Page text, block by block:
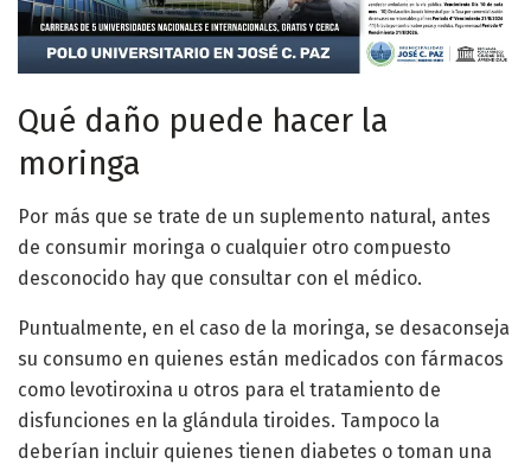
Qué daño puede hacer la
moringa
Por más que se trate de un suplemento natural, antes
de consumir moringa o cualquier otro compuesto
desconocido hay que consultar con el médico.
Puntualmente, en el caso de la moringa, se desaconseja
su consumo en quienes están medicados con fármacos
como levotiroxina u otros para el tratamiento de
disfunciones en la glándula tiroides. Tampoco la
deberían incluir quienes tienen diabetes o toman una